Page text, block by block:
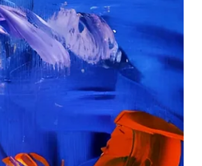
творить») на
по изменению
нам о нашей
миром, побуждая к
на искреннюю заботу о